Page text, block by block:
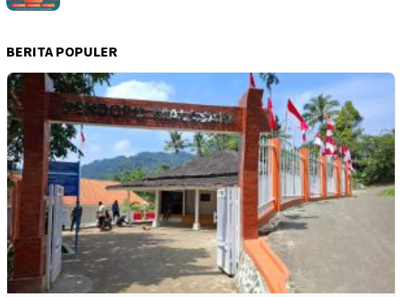
BERITA POPULER